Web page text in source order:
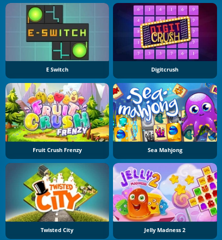
E Switch Digitcrush
Fruit Crush Frenzy Sea Mahjong
Twisted City Jelly Madness 2